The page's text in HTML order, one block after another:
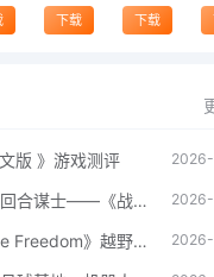
下载 下载
版 》游戏测评
从射击硬汉到回合谋士——《战争机器：战略版》如何演绎另一位猛男的传奇
《Trial Xtreme Freedom》越野摩托车测评总结